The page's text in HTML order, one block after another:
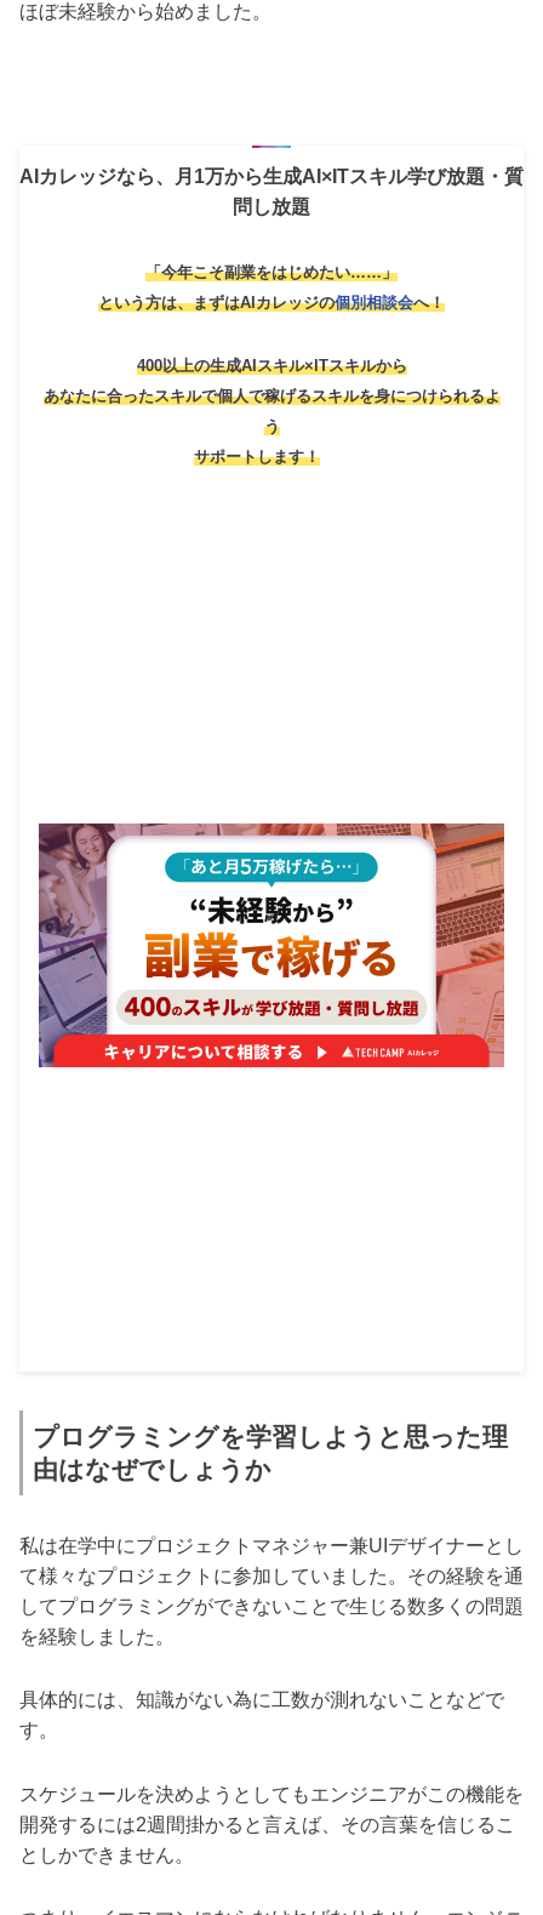
ほぼ未経験から始めました。
AIカレッジなら、月1万から生成AI×ITスキル学び放題・質
問し放題
「今年こそ副業をはじめたい……」
という方は、まずはAIカレッジの個別相談会へ！
400以上の生成AIスキル×ITスキルから
あなたに合ったスキルで個人で稼げるスキルを身につけられるよ
う
サポートします！
プログラミングを学習しようと思った理
由はなぜでしょうか
私は在学中にプロジェクトマネジャー兼UIデザイナーとし
て様々なプロジェクトに参加していました。その経験を通
してプログラミングができないことで生じる数多くの問題
を経験しました。
具体的には、知識がない為に工数が測れないことなどで
す。
スケジュールを決めようとしてもエンジニアがこの機能を
開発するには2週間掛かると言えば、その言葉を信じるこ
としかできません。